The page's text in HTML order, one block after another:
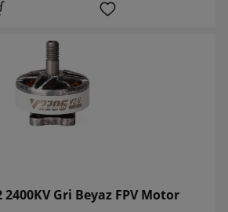
2400KV Gri Beyaz FPV Motor